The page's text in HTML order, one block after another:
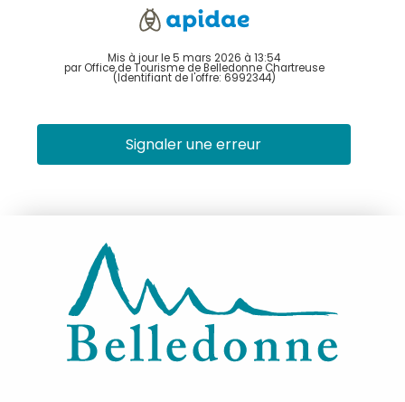
Mis à jour le 5 mars 2026 à 13:54
par Office de Tourisme de Belledonne Chartreuse
(Identifiant de l'offre: 6992344)
Signaler une erreur